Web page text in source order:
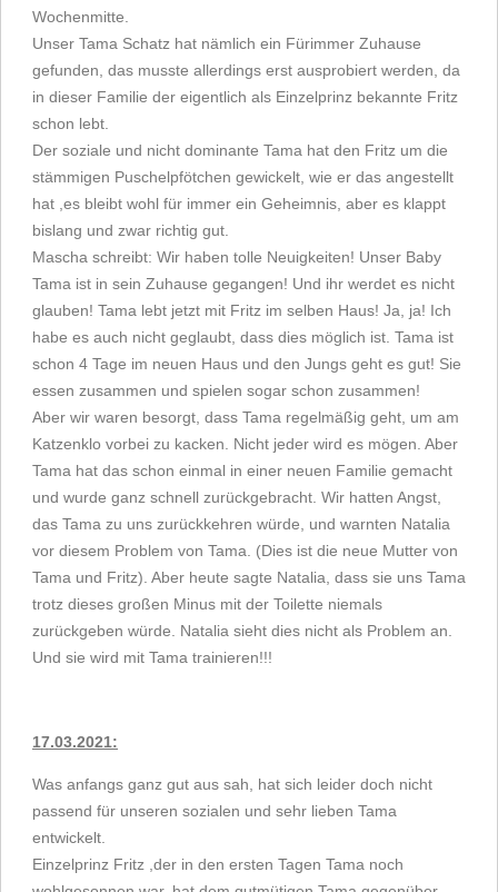
Wochenmitte.
Unser Tama Schatz hat nämlich ein Fürimmer Zuhause
gefunden, das musste allerdings erst ausprobiert werden, da
in dieser Familie der eigentlich als Einzelprinz bekannte Fritz
schon lebt.
Der soziale und nicht dominante Tama hat den Fritz um die
stämmigen Puschelpfötchen gewickelt, wie er das angestellt
hat ,es bleibt wohl für immer ein Geheimnis, aber es klappt
bislang und zwar richtig gut.
Mascha schreibt: Wir haben tolle Neuigkeiten! Unser Baby
Tama ist in sein Zuhause gegangen! Und ihr werdet es nicht
glauben! Tama lebt jetzt mit Fritz im selben Haus! Ja, ja! Ich
habe es auch nicht geglaubt, dass dies möglich ist. Tama ist
schon 4 Tage im neuen Haus und den Jungs geht es gut! Sie
essen zusammen und spielen sogar schon zusammen!
Aber wir waren besorgt, dass Tama regelmäßig geht, um am
Katzenklo vorbei zu kacken. Nicht jeder wird es mögen. Aber
Tama hat das schon einmal in einer neuen Familie gemacht
und wurde ganz schnell zurückgebracht. Wir hatten Angst,
das Tama zu uns zurückkehren würde, und warnten Natalia
vor diesem Problem von Tama. (Dies ist die neue Mutter von
Tama und Fritz). Aber heute sagte Natalia, dass sie uns Tama
trotz dieses großen Minus mit der Toilette niemals
zurückgeben würde. Natalia sieht dies nicht als Problem an.
Und sie wird mit Tama trainieren!!!
17.03.2021:
Was anfangs ganz gut aus sah, hat sich leider doch nicht
passend für unseren sozialen und sehr lieben Tama
entwickelt.
Einzelprinz Fritz ,der in den ersten Tagen Tama noch